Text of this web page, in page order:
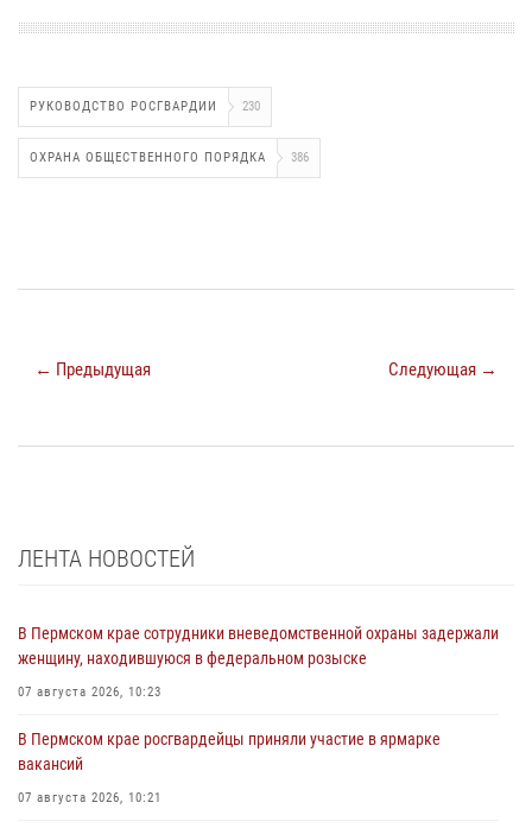
РУКОВОДСТВО РОСГВАРДИИ 230
ОХРАНА ОБЩЕСТВЕННОГО ПОРЯДКА 386
← Предыдущая Следующая →
ЛЕНТА НОВОСТЕЙ
В Пермском крае сотрудники вневедомственной охраны задержали
женщину, находившуюся в федеральном розыске
07 августа 2026, 10:23
В Пермском крае росгвардейцы приняли участие в ярмарке
вакансий
07 августа 2026, 10:21